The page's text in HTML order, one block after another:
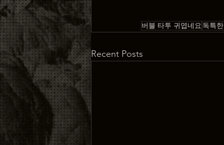
버블 타투 귀엽네요 독특
Recent Posts